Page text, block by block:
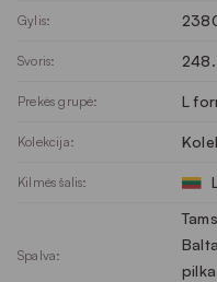
Gylis:
Svoris:
Prekės grupė: L
Kolekcija:
Kilmės šalis:
Spalva:
Balta
pilka